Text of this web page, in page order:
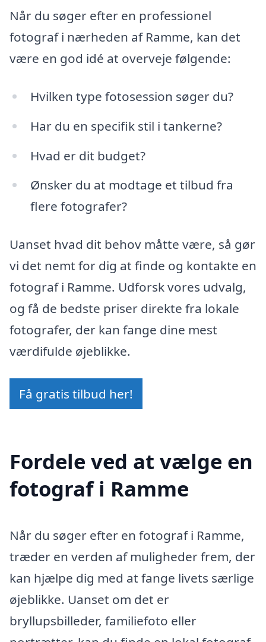
Når du søger efter en professionel
fotograf i nærheden af Ramme, kan det
være en god idé at overveje følgende:
Hvilken type fotosession søger du?
Har du en specifik stil i tankerne?
Hvad er dit budget?
Ønsker du at modtage et tilbud fra
flere fotografer?
Uanset hvad dit behov måtte være, så gør
vi det nemt for dig at finde og kontakte en
fotograf i Ramme. Udforsk vores udvalg,
og få de bedste priser direkte fra lokale
fotografer, der kan fange dine mest
værdifulde øjeblikke.
Få gratis tilbud her!
Fordele ved at vælge en
fotograf i Ramme
Når du søger efter en fotograf i Ramme,
træder en verden af muligheder frem, der
kan hjælpe dig med at fange livets særlige
øjeblikke. Uanset om det er
bryllupsbilleder, familiefoto eller